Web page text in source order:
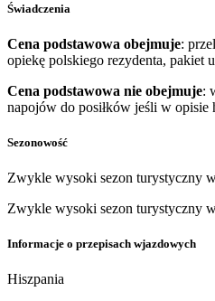
Świadczenia
Cena podstawowa obejmuje:
opiekę polskiego rezydenta, pakiet
Cena podstawowa nie obejmuje:
napojów do posiłków jeśli w
Sezonowość
Zwykle wysoki sezon turystyczny
Zwykle wysoki sezon turystyczny
Informacje o przepisach wjazdowych
Hiszpania